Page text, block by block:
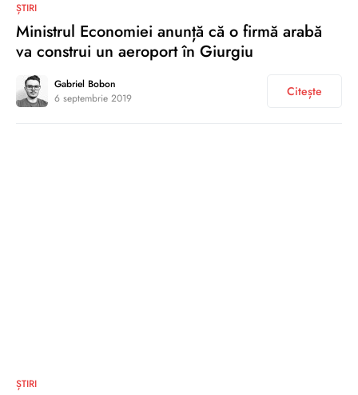
ȘTIRI
Ministrul Economiei anunță că o firmă arabă
va construi un aeroport în Giurgiu
Gabriel Bobon
6 septembrie 2019
Citește
ȘTIRI